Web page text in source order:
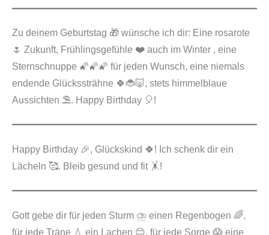
Zu deinem Geburtstag 🎁 wünsche ich dir: Eine rosarote
🌷 Zukunft, Frühlingsgefühle ❤️ auch im Winter , eine
Sternschnuppe 🌠🌠🌠 für jeden Wunsch, eine niemals
endende Glückssträhne 🍀🐞🐷, stets himmelblaue
Aussichten ⛱️. Happy Birthday 🎈!
Happy Birthday 🎉, Glückskind 🍀! Ich schenk dir ein
Lächeln 🥰. Bleib gesund und fit 🤸!
Gott gebe dir für jeden Sturm ⛈️ einen Regenbogen 🌈,
für jede Träne 💧 ein Lachen 😊, für jede Sorge 😱 eine